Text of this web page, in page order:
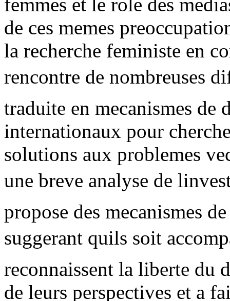
de ces memes
la recherche feministe en
rencontre de nombreuses
traduite en mecanismes de
internationaux pour
solutions aux problemes
une breve analyse de
propose des mecanismes
suggerant quils soit
reconnaissent la liberte du
de leurs perspectives et a